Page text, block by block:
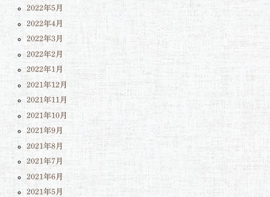
2022年5月
2022年4月
2022年3月
2022年2月
2022年1月
2021年12月
2021年11月
2021年10月
2021年9月
2021年8月
2021年7月
2021年6月
2021年5月